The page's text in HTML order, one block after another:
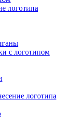
логотипа
с логотипом
логотипа